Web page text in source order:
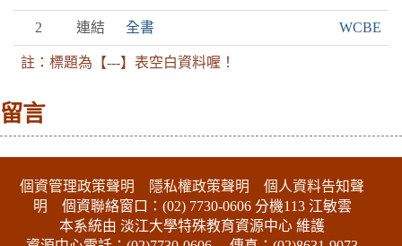
2 連結 全書 WCBE
註：標題為【---】表空白資料喔！
留言
個資管理政策聲明 隱私權政策聲明
個人資料告知聲
明 個資聯絡窗口：(02) 7730-0606 分機113 江敏雲
本系統由 淡江大學特殊教育資源中心 維護